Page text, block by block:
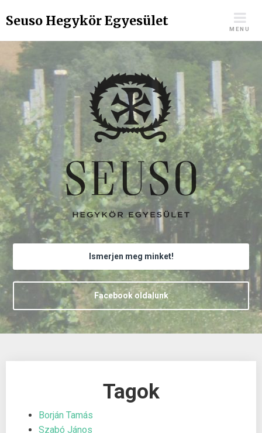
toSeuso Hegykör Egyesület
MENU
Ismerjen meg minket!
Facebook oldalunk
Tagok
Borján Tamás
Szabó János